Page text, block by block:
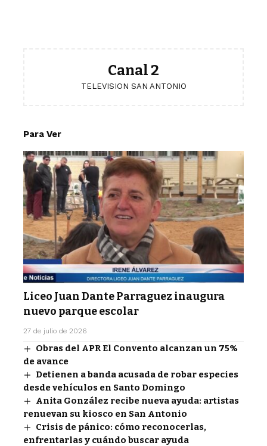
Canal 2
TELEVISION SAN ANTONIO
Para Ver
Liceo Juan Dante Parraguez inaugura
nuevo parque escolar
27 de julio de 2026
Obras del APR El Convento alcanzan un 75%
de avance
Detienen a banda acusada de robar especies
desde vehículos en Santo Domingo
Anita González recibe nueva ayuda: artistas
renuevan su kiosco en San Antonio
Crisis de pánico: cómo reconocerlas,
enfrentarlas y cuándo buscar ayuda